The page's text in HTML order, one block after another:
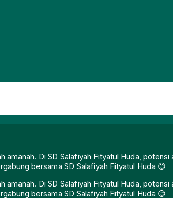
amanah. Di SD Salafiyah Fityatul Huda,
bersama SD Salafiyah Fityatul Huda 😊
amanah. Di SD Salafiyah Fityatul Huda,
bersama SD Salafiyah Fityatul Huda 😊